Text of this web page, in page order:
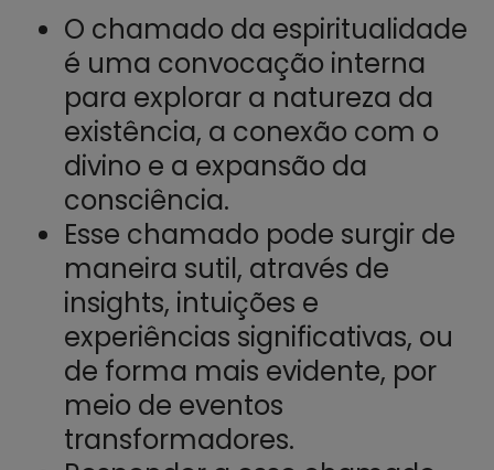
O chamado da espiritualidade
é uma convocação interna
para explorar a natureza da
existência, a conexão com o
divino e a expansão da
consciência.
Esse chamado pode surgir de
maneira sutil, através de
insights, intuições e
experiências significativas, ou
de forma mais evidente, por
meio de eventos
transformadores.